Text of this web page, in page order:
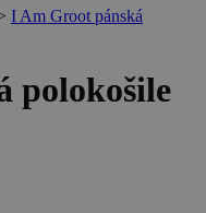
I Am Groot pánská
polokošile